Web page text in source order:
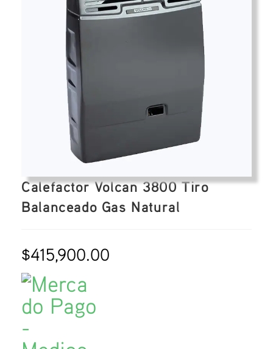
Calefactor Volcan 3800 Tiro
Balanceado Gas Natural
$415,900.00